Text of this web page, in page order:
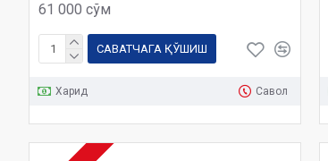
61 000 сўм
САВАТЧАГА ҚЎШИШ
Харид Савол